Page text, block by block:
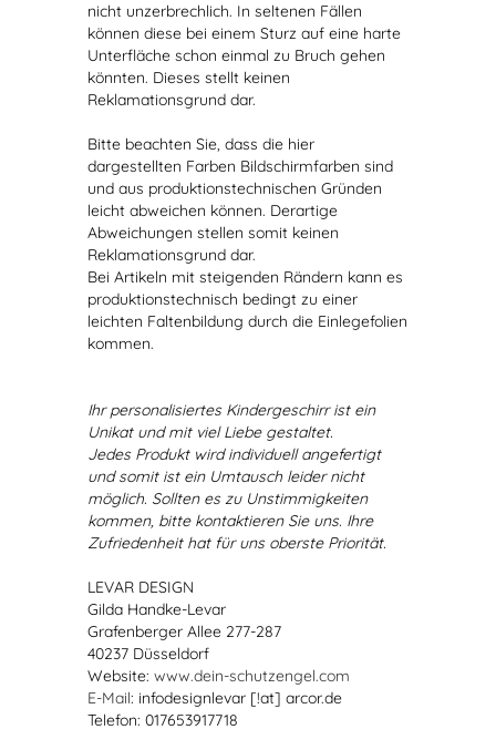
nicht unzerbrechlich. In seltenen Fällen
können diese bei einem Sturz auf eine harte
Unterfläche schon einmal zu Bruch gehen
könnten. Dieses stellt keinen
Reklamationsgrund dar.
Bitte beachten Sie, dass die hier
dargestellten Farben Bildschirmfarben sind
und aus produktionstechnischen Gründen
leicht abweichen können. Derartige
Abweichungen stellen somit keinen
Reklamationsgrund dar.
Bei Artikeln mit steigenden Rändern kann es
produktionstechnisch bedingt zu einer
leichten Faltenbildung durch die Einlegefolien
kommen.
Ihr personalisiertes Kindergeschirr ist ein
Unikat und mit viel Liebe gestaltet.
Jedes Produkt wird individuell angefertigt
und somit ist ein Umtausch leider nicht
möglich. Sollten es zu Unstimmigkeiten
kommen, bitte kontaktieren Sie uns. Ihre
Zufriedenheit hat für uns oberste Priorität.
LEVAR DESIGN
Gilda Handke-Levar
Grafenberger Allee 277-287
40237 Düsseldorf
Website: www.dein-schutzengel.com
E-Mail: infodesignlevar [!at] arcor.de
Telefon: 017653917718